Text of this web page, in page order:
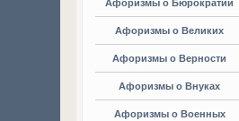
Афоризмы о Бюрократии
Афоризмы о Великих
Афоризмы о Верности
Афоризмы о Внуках
Афоризмы о Военных